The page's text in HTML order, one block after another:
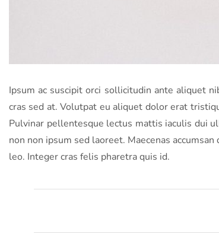
Ipsum ac suscipit orci sollicitudin ante aliquet
cras sed at. Volutpat eu aliquet dolor erat
Pulvinar pellentesque lectus mattis iaculis dui
non non ipsum sed laoreet. Maecenas
leo. Integer cras felis pharetra quis id.